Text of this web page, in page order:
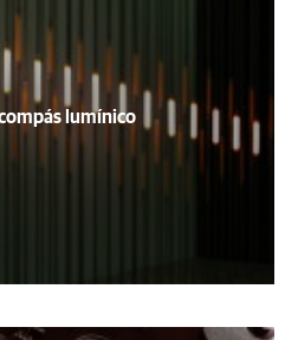
lumínico